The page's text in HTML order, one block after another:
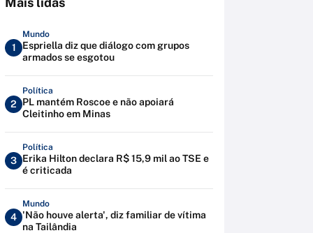
1
Mundo
Espriella diz que diálogo com grupos
armados se esgotou
2
Política
PL mantém Roscoe e não apoiará
Cleitinho em Minas
3
Política
Erika Hilton declara R$ 15,9 mil ao TSE e
é criticada
4
Mundo
'Não houve alerta', diz familiar de vítima
na Tailândia